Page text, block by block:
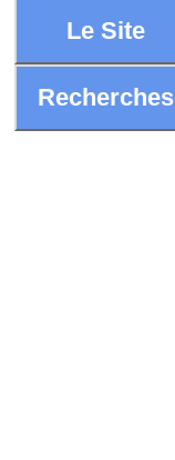
Le Site
Recherches